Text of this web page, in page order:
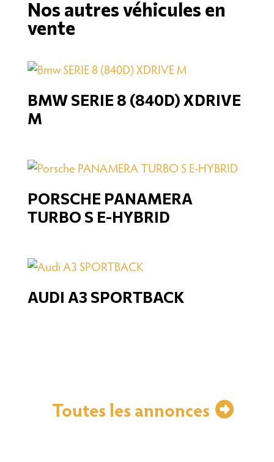
Nos autres véhicules en
vente
BMW SERIE 8 (840D) XDRIVE
M
PORSCHE PANAMERA
TURBO S E-HYBRID
AUDI A3 SPORTBACK
Toutes les annonces